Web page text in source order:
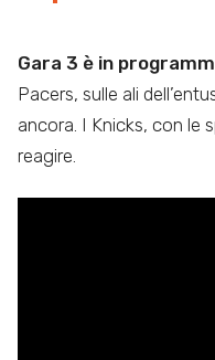
Gara 3 è in
Pacers, sulle ali
ancora. I Knicks, con le
reagire.